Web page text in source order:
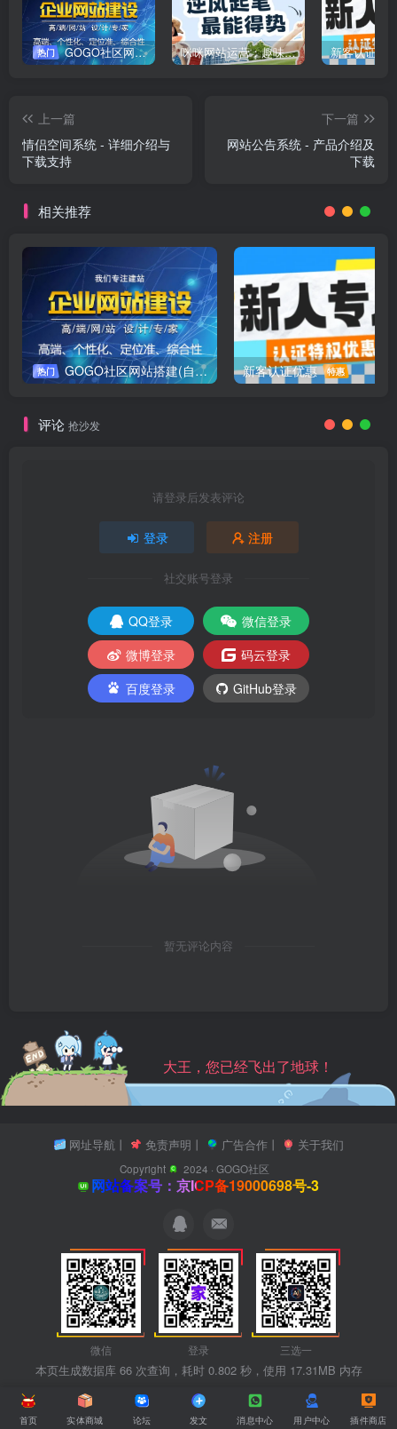
热门 GOGO社区网站搭建(自助服务) 咪咪网站运营：趣味性悄悄飘起的成功风头 新客认证优
上一篇
情侣空间系统 - 详细介绍与
下载支持
下一篇
网站公告系统 - 产品介绍及
下载
相关推荐
热门 GOGO社区网站搭建(自助服务) 新客认证优惠 特惠
评论 抢沙发
请登录后发表评论
登录 注册
社交账号登录
QQ登录
微信登录
微博登录
码云登录
百度登录
GitHub登录
暂无评论内容
大王，您已经飞出了地球！
网址导航 丨 免责声明 丨 广告合作丨 关于我们
Copyright 2024 ·GOGO社区
网站备案号：京ICP备19000698号-3
微信 登录 三选一
本页生成数据库 66 次查询，耗时 0.802 秒，使用 17.31MB 内存
首页 实体商城 论坛 发文 消息中心 用户中心 插件商店